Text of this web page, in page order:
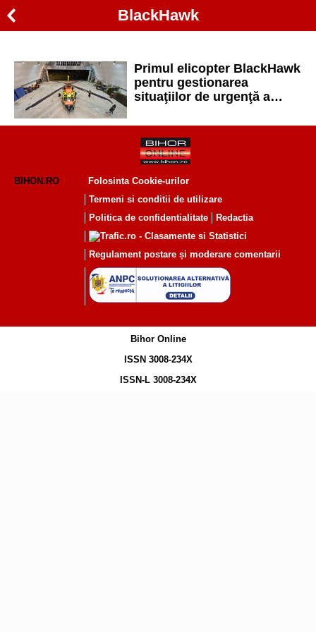
BlackHawk
Primul elicopter BlackHawk
pentru gestionarea
situaţiilor de urgenţă a
BIHON.RO
Folosinta Cookie-urilor
Termeni si conditii de utilizare
Politica de confidentialitate
Redactia
Regulament postare și moderare comentarii
Bihor Online
ISSN 3008-234X
ISSN-L 3008-234X